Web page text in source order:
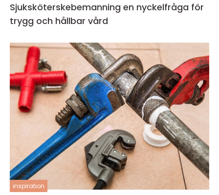
Sjuksköterskebemanning en nyckelfråga för
trygg och hållbar vård
inspiration